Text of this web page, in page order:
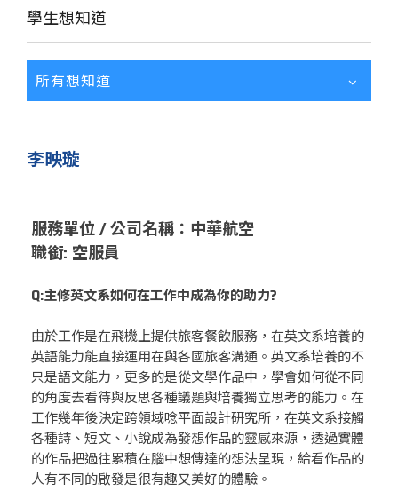
學生想知道
所有想知道
李映璇
服務單位 / 公司名稱：中華航空
職銜: 空服員
Q:主修英文系如何在工作中成為你的助力?
由於工作是在飛機上提供旅客餐飲服務，在英文系培養的
英語能力能直接運用在與各國旅客溝通。英文系培養的不
只是語文能力，更多的是從文學作品中，學會如何從不同
的角度去看待與反思各種議題與培養獨立思考的能力。在
工作幾年後決定跨領域唸平面設計研究所，在英文系接觸
各種詩、短文、小說成為發想作品的靈感來源，透過實體
的作品把過往累積在腦中想傳達的想法呈現，給看作品的
人有不同的啟發是很有趣又美好的體驗。